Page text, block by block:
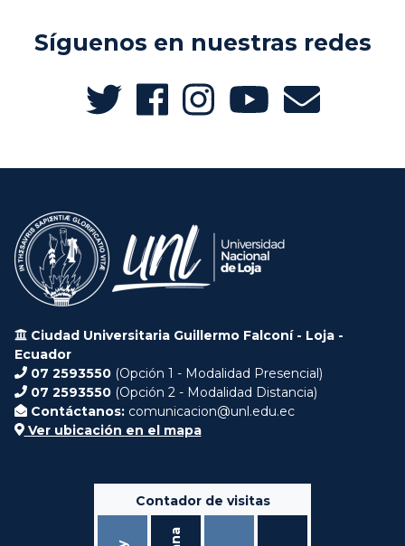
Síguenos en nuestras redes
Ciudad Universitaria Guillermo Falconí - Loja -
Ecuador
07 2593550 (Opción 1 - Modalidad Presencial)
07 2593550 (Opción 2 - Modalidad Distancia)
Contáctanos: comunicacion@unl.edu.ec
Ver ubicación en el mapa
Contador de visitas